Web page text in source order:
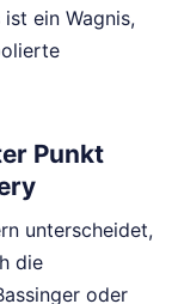
ein Wagnis,
Punkt
unterscheidet,
die
oder